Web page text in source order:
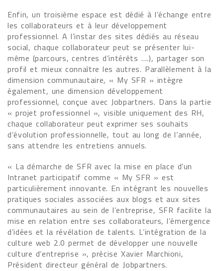
Enfin, un troisième espace est dédié à l’échange entre
les collaborateurs et à leur développement
professionnel. A l’instar des sites dédiés au réseau
social, chaque collaborateur peut se présenter lui-
même (parcours, centres d’intérêts ….), partager son
profil et mieux connaître les autres. Parallèlement à la
dimension communautaire, « My SFR » intègre
également, une dimension développement
professionnel, conçue avec Jobpartners. Dans la partie
« projet professionnel », visible uniquement des RH,
chaque collaborateur peut exprimer ses souhaits
d’évolution professionnelle, tout au long de l’année,
sans attendre les entretiens annuels.
« La démarche de SFR avec la mise en place d’un
Intranet participatif comme « My SFR » est
particulièrement innovante. En intégrant les nouvelles
pratiques sociales associées aux blogs et aux sites
communautaires au sein de l’entreprise, SFR facilite la
mise en relation entre ses collaborateurs, l’émergence
d’idées et la révélation de talents. L’intégration de la
culture web 2.0 permet de développer une nouvelle
culture d’entreprise », précise Xavier Marchioni,
Président directeur général de Jobpartners.